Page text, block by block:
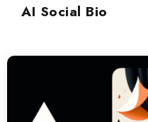
AI Social Bio